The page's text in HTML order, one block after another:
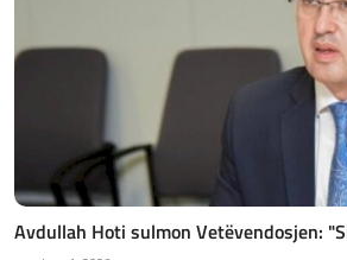
Avdullah Hoti sulmon Vetëvendosjen: